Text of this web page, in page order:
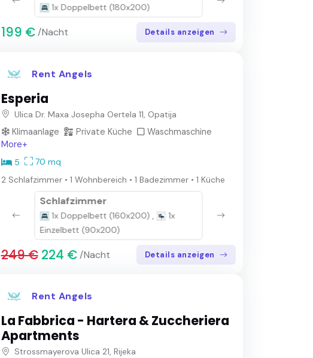
1x Doppelbett (180x200)
199 € /Nacht Details anzeigen
Rent Angels
Esperia
Ulica Dr. Maxa Josepha Oertela 11, Opatija
Klimaanlage
Private Küche
Waschmaschine
More+
5
70 mq
2 Schlafzimmer • 1 Wohnbereich • 1 Badezimmer • 1 Küche
Schlafzimmer
1x Doppelbett (160x200) ,
1x
Einzelbett (90x200)
249 €224 € /Nacht Details anzeigen
Rent Angels
La Fabbrica - Hartera & Zuccheriera
Apartments
Strossmayerova Ulica 21, Rijeka